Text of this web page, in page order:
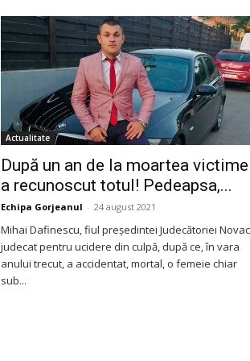
Gorjeanul.ro
Actualitate
După un an de la moartea
a recunoscut totul! Pedeapsa,...
Echipa Gorjeanul - 24 august 2021
Mihai Dafinescu, fiul președintei Judecătoriei
judecat pentru ucidere din culpă, după ce, în vara
anului trecut, a accidentat, mortal, o femeie chiar
sub...